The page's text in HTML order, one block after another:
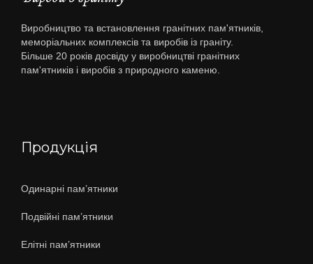
Виробництво та встановлення гранітних пам'ятників,
меморіальних комплексів та виробів із граніту.
Більше 20 років досвіду у виробництві гранітних
пам'ятників і виробів з природного каменю.
Продукція
Одинарні пам’ятники
Подвійні пам’ятники
Елітні пам’ятники